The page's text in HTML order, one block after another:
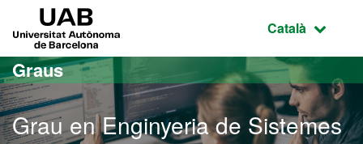
Ves al contingut principal
Ves a la navegació de la pàgina
Idioma
Català
Graus
Grau en Enginyeria de Sistemes